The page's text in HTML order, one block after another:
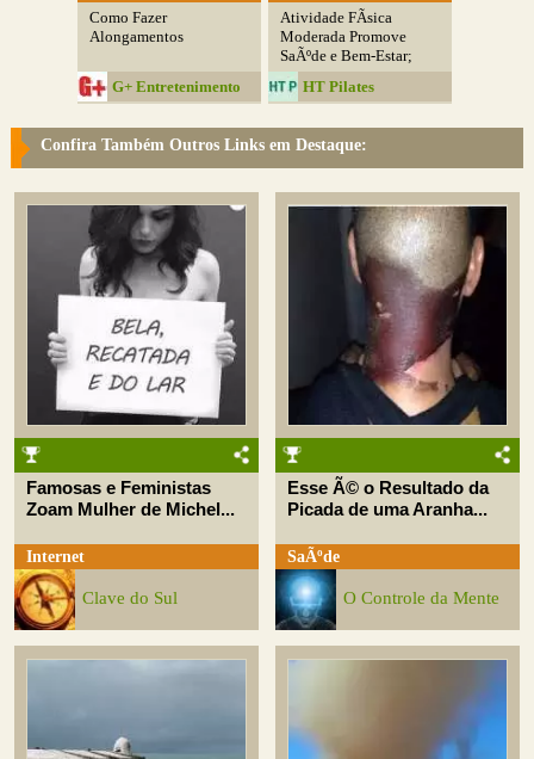
Como Fazer
Alongamentos
G+ Entretenimento
Atividade FÃ­sica
Moderada Promove
SaÃºde e Bem-Estar;
HT Pilates
Confira Também Outros Links em Destaque:
Famosas e Feministas
Zoam Mulher de Michel...
Internet
Clave do Sul
Esse Ã© o Resultado da
Picada de uma Aranha...
SaÃºde
O Controle da Mente